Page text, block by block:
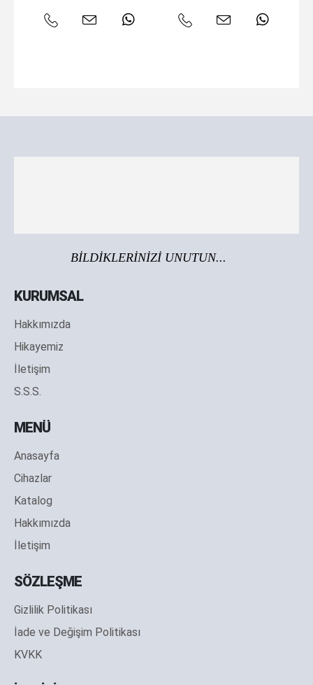
BİLDİKLERİNİZİ UNUTUN...
KURUMSAL
Hakkımızda
Hikayemiz
İletişim
S.S.S.
MENÜ
Anasayfa
Cihazlar
Katalog
Hakkımızda
İletişim
SÖZLEŞME
Gizlilik Politikası
İade ve Değişim Politikası
KVKK